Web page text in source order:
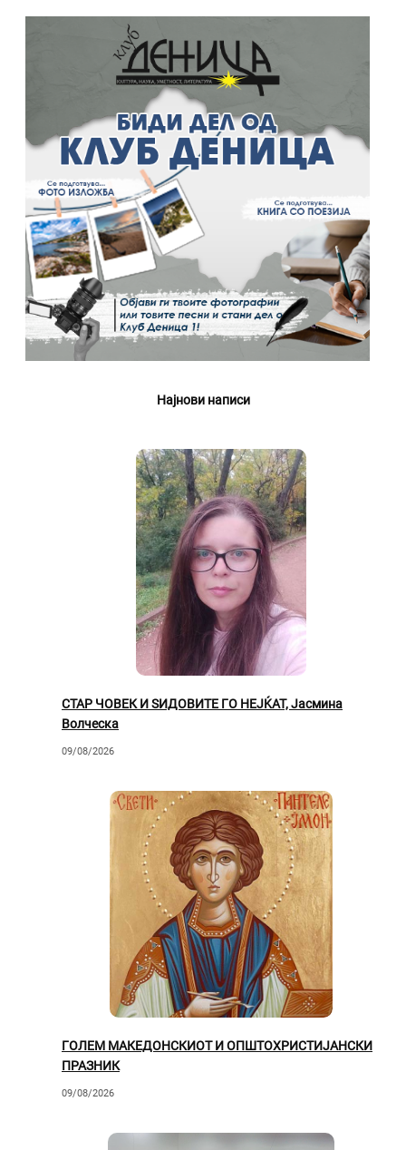
Најнови написи
СТАР ЧОВЕК И ЅИДОВИТЕ ГО НЕЈЌАТ, Јасмина
Волческа
09/08/2026
ГОЛЕМ МАКЕДОНСКИОТ И ОПШТОХРИСТИЈАНСКИ
ПРАЗНИК
09/08/2026